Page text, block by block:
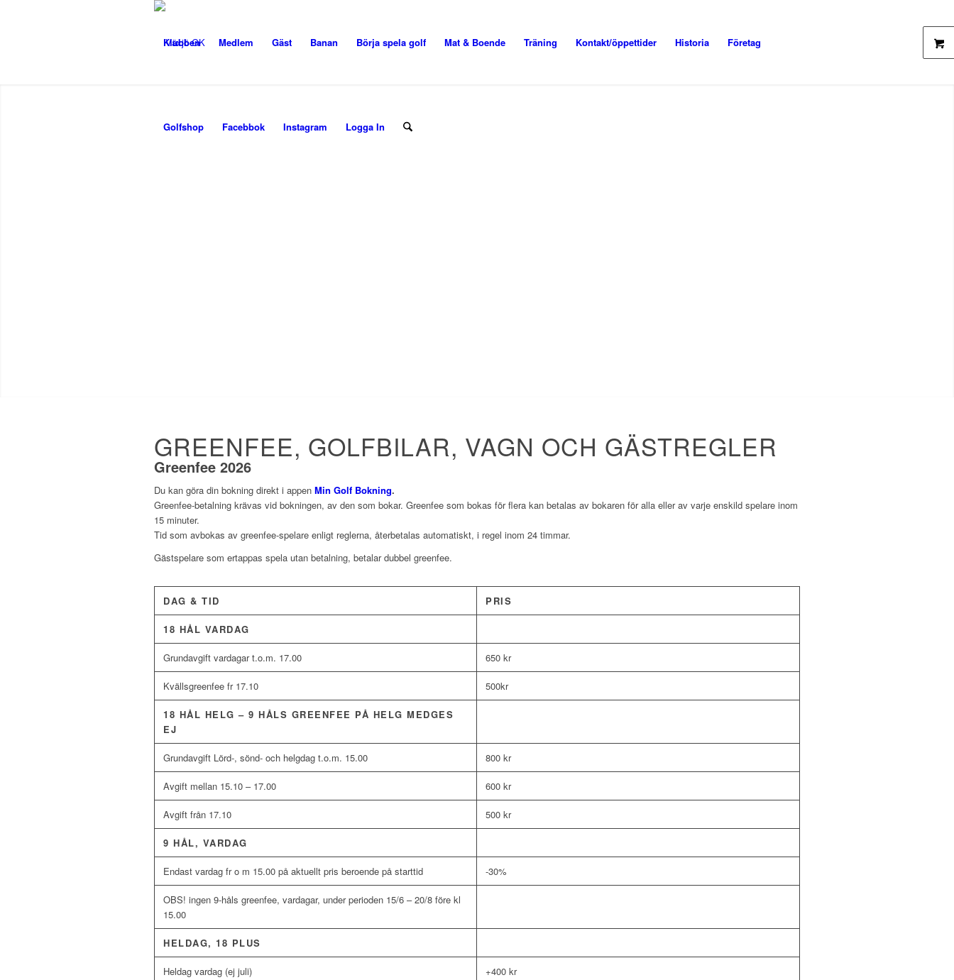
Klubben Medlem Gäst Banan Börja spela golf Mat & Boende Träning Kontakt/öppettider Historia Företag
Golfshop Facebbok Instagram Logga In
GREENFEE, GOLFBILAR, VAGN OCH GÄSTREGLER
Greenfee 2026
Du kan göra din bokning direkt i appen Min Golf Bokning.
Greenfee-betalning krävas vid bokningen, av den som bokar. Greenfee som bokas för flera kan betalas av bokaren för alla eller av varje enskild spelare inom
15 minuter.
Tid som avbokas av greenfee-spelare enligt reglerna, återbetalas automatiskt, i regel inom 24 timmar.
Gästspelare som ertappas spela utan betalning, betalar dubbel greenfee.
DAG & TID PRIS
18 HÅL VARDAG
Grundavgift vardagar t.o.m. 17.00 650 kr
Kvällsgreenfee fr 17.10 500kr
18 HÅL HELG – 9 HÅLS GREENFEE PÅ HELG MEDGES
EJ
Grundavgift Lörd-, sönd- och helgdag t.o.m. 15.00 800 kr
Avgift mellan 15.10 – 17.00 600 kr
Avgift från 17.10 500 kr
9 HÅL, VARDAG
Endast vardag fr o m 15.00 på aktuellt pris beroende på starttid -30%
OBS! ingen 9-håls greenfee, vardagar, under perioden 15/6 – 20/8 före kl
15.00
HELDAG, 18 PLUS
Heldag vardag (ej juli) +400 kr